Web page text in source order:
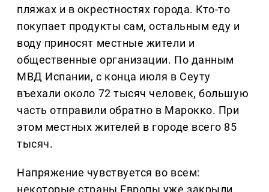
пляжах и в окрестностях города. Кто-то
покупает продукты сам, остальным еду и
воду приносят местные жители и
общественные организации. По данным
МВД Испании, с конца июля в Сеуту
въехали около 72 тысяч человек, большую
часть отправили обратно в Марокко. При
этом местных жителей в городе всего 85
тысяч.
Напряжение чувствуется во всем:
некоторые страны Европы уже закрыли